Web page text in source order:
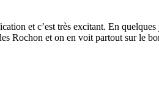
et c’est très excitant. En
Rochon et on en voit partout sur le